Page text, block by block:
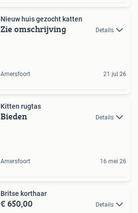
Nieuw huis gezocht katten
Zie omschrijving Details
Amersfoort 21 jul 26
Kitten rugtas
Bieden Details
Amersfoort 16 mei 26
Britse korthaar
€ 650,00 Details